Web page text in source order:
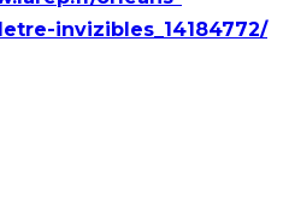
invizibles_14184772/